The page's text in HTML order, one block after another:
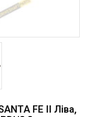
FE II Ліва,